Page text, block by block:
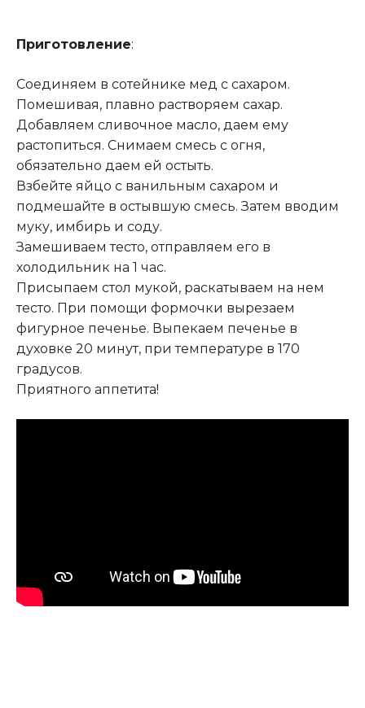
Приготовление:
Соединяем в сотейнике мед с сахаром.
Помешивая, плавно растворяем сахар.
Добавляем сливочное масло, даем ему
растопиться. Снимаем смесь с огня,
обязательно даем ей остыть.
Взбейте яйцо с ванильным сахаром и
подмешайте в остывшую смесь. Затем вводим
муку, имбирь и соду.
Замешиваем тесто, отправляем его в
холодильник на 1 час.
Присыпаем стол мукой, раскатываем на нем
тесто. При помощи формочки вырезаем
фигурное печенье. Выпекаем печенье в
духовке 20 минут, при температуре в 170
градусов.
Приятного аппетита!